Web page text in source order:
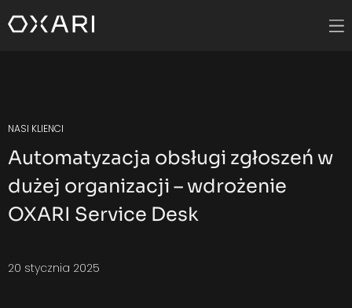
NASI KLIENCI
Automatyzacja obsługi zgłoszeń w
dużej organizacji – wdrożenie
OXARI Service Desk
20 stycznia 2025